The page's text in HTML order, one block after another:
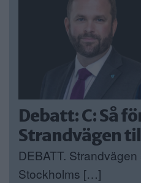
Debatt: C: Så
Strandvägen
DEBATT.
Stockholms […]